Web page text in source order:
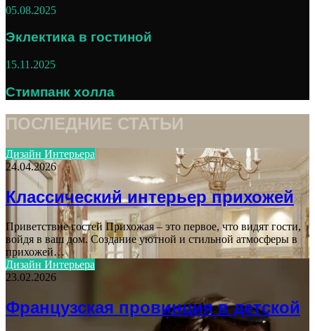
05.08.2025
Эклектика в гостиной
15.11.2025
Стимпанк холла
ПОСЛЕДНИЕ СТАТЬИ
Дизайн Интерьера
24.04.2026
Классический интерьер прихожей
Приветствие гостей Прихожая – это первое, что видят гости,
войдя в ваш дом. Создание уютной и стильной атмосферы в
прихожей…
Дизайн Интерьера
23.02.2026
Французская провинция в детской